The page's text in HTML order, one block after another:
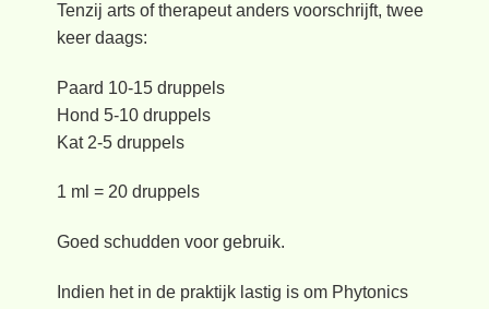
Tenzij arts of therapeut anders voorschrijft, twee
keer daags:
Paard 10-15 druppels
Hond 5-10 druppels
Kat 2-5 druppels
1 ml = 20 druppels
Goed schudden voor gebruik.
Indien het in de praktijk lastig is om Phytonics